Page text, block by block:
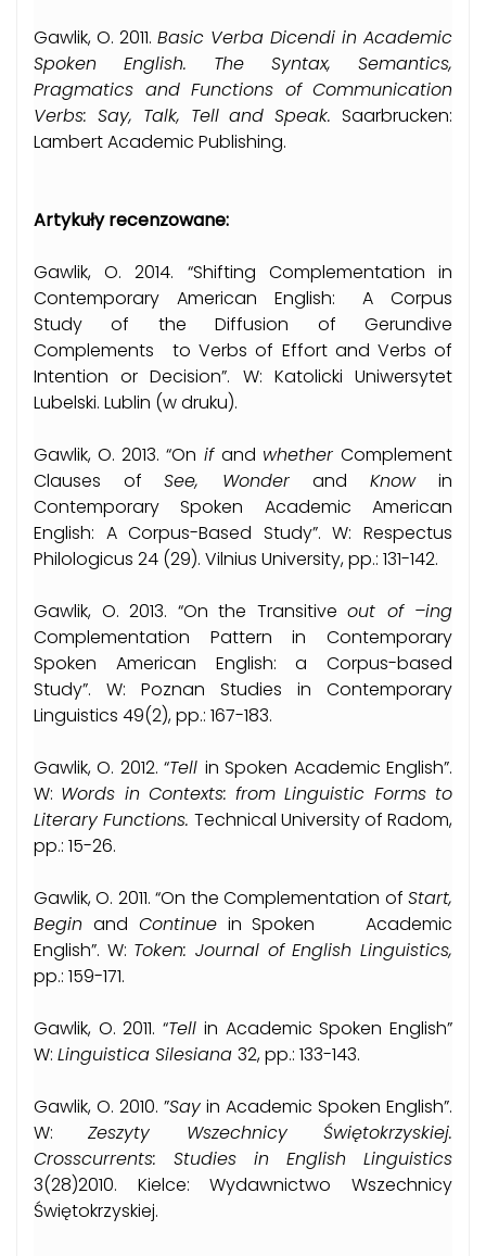
Gawlik, O. 2011. Basic Verba Dicendi in Academic
Spoken English. The Syntax, Semantics,
Pragmatics and Functions of Communication
Verbs: Say, Talk, Tell and Speak. Saarbrucken:
Lambert Academic Publishing.
Artykuły recenzowane:
Gawlik, O. 2014. “Shifting Complementation in
Contemporary American English: A Corpus
Study of the Diffusion of Gerundive
Complements to Verbs of Effort and Verbs of
Intention or Decision”. W: Katolicki Uniwersytet
Lubelski. Lublin (w druku).
Gawlik, O. 2013. “On if and whetherComplement
Clauses of See, Wonder and Know in
Contemporary Spoken Academic American
English: A Corpus-Based Study”. W: Respectus
Philologicus 24 (29). Vilnius University, pp.: 131-142.
Gawlik, O. 2013. “On the Transitive out of –ing
Complementation Pattern in Contemporary
Spoken American English: a Corpus-based
Study”. W: Poznan Studies in Contemporary
Linguistics 49(2), pp.: 167-183.
Gawlik, O. 2012. “Tell in Spoken Academic English”.
W: Words in Contexts: from Linguistic Forms to
Literary Functions. Technical University of Radom,
pp.: 15-26.
Gawlik, O. 2011. “On the Complementation of Start,
Beginand Continuein Spoken Academic
English”. W: Token: Journal of English Linguistics,
pp.: 159-171.
Gawlik, O. 2011. “Tellin Academic Spoken English”
W: Linguistica Silesiana 32, pp.: 133-143.
Gawlik, O. 2010. ”Say in Academic Spoken English”.
W:Zeszyty Wszechnicy Świętokrzyskiej.
Crosscurrents: Studies in English Linguistics
3(28)2010. Kielce: Wydawnictwo Wszechnicy
Świętokrzyskiej.